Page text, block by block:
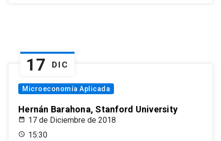
17 DIC
Microeconomía Aplicada
Hernán Barahona, Stanford University
17 de Diciembre de 2018
15:30